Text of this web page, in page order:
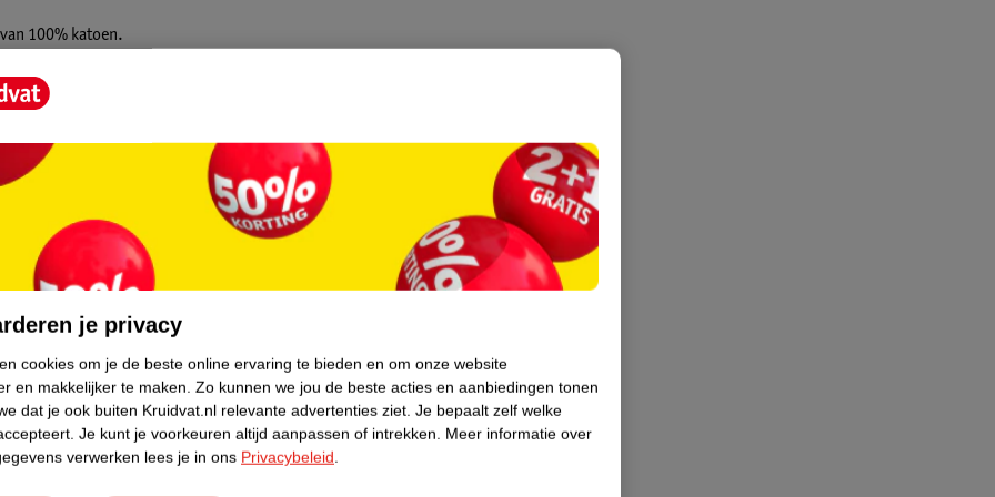
100% katoen.
Wanneer je kindje het warm
slaapzak ideaal voor in de zomer. De
je kindje de slaapzak zelf niet openen en
de kleding onder de slaapzak aan op de
je privacy
cookies om je de beste online ervaring te bieden en om onze website
en makkelijker te maken. Zo kunnen we jou de beste acties en aanbiedingen tonen
dat je ook buiten Kruidvat.nl relevante advertenties ziet. Je bepaalt zelf welke
Je kunt je voorkeuren altijd aanpassen of intrekken. Meer informatie over
verwerken lees je in ons Privacybeleid.